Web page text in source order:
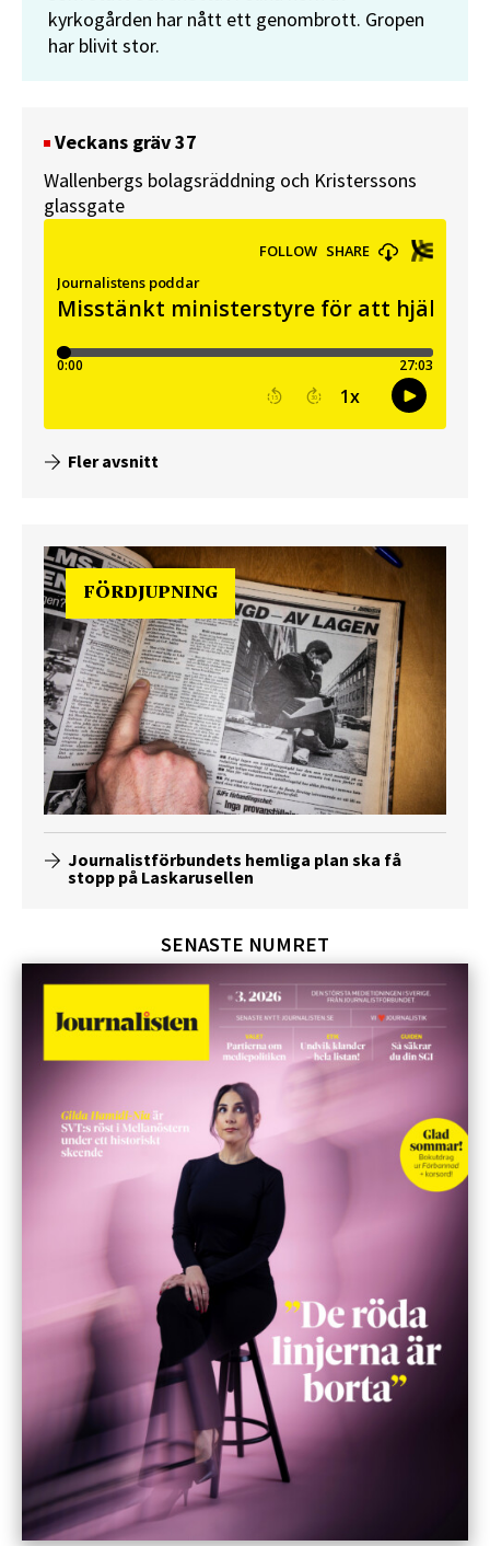
kyrkogården har nått ett genombrott. Gropen
har blivit stor.
Veckans gräv 37
Wallenbergs bolagsräddning och Kristerssons
glassgate
Fler avsnitt
FÖRDJUPNING
Journalistförbundets hemliga plan ska få
stopp på Laskarusellen
SENASTE NUMRET